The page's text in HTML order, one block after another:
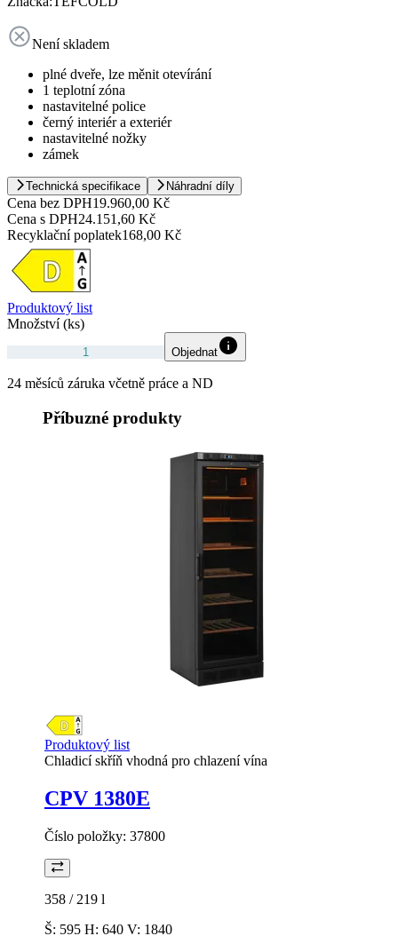
Není skladem
plné dveře, lze měnit otevírání
1 teplotní zóna
nastavitelné police
černý interiér a exteriér
nastavitelné nožky
zámek
Technická specifikace Náhradní díly
Cena bez DPH19.960,00 Kč
Cena s DPH24.151,60 Kč
Recyklační poplatek168,00 Kč
Produktový list
Množství (ks)
Objednat
24 měsíců záruka včetně práce a ND
Příbuzné produkty
Produktový list
Chladicí skříň vhodná pro chlazení vína
CPV 1380E
Číslo položky: 37800
358 / 219 l
Š: 595 H: 640 V: 1840